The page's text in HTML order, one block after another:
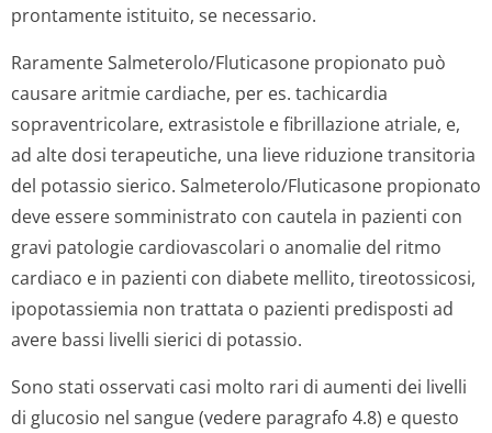
prontamente istituito, se necessario.
Raramente Salmeterolo/Flu­ticasone propionato può
causare aritmie cardiache, per es. tachicardia
sopraventricolare, extrasistole e fibrillazione atriale, e,
ad alte dosi terapeutiche, una lieve riduzione transitoria
del potassio sierico. Salmeterolo/Flu­ticasone propionato
deve essere somministrato con cautela in pazienti con
gravi patologie cardiovascolari o anomalie del ritmo
cardiaco e in pazienti con diabete mellito, tireotossicosi,
ipopotassiemia non trattata o pazienti predisposti ad
avere bassi livelli sierici di potassio.
Sono stati osservati casi molto rari di aumenti dei livelli
di glucosio nel sangue (vedere paragrafo 4.8) e questo